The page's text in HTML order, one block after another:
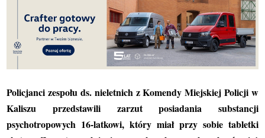
Policjanci zespołu ds. nieletnich z Komendy Miejskiej Policji w
Kaliszu przedstawili zarzut posiadania substancji
psychotropowych 16-latkowi, który miał przy sobie tabletki